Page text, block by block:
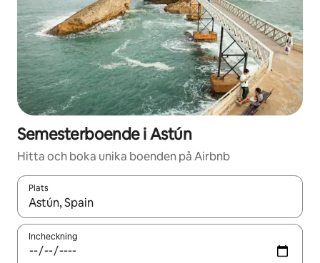
Semesterboende i Astún
Hitta och boka unika boenden på Airbnb
Plats
När resultaten är tillgängliga kan du navigera med upp- och
Incheckning